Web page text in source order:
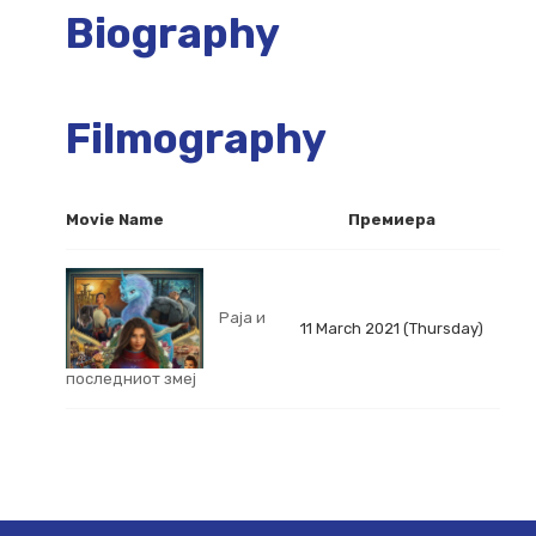
Biography
Filmography
Movie Name Премиера
Раја и
последниот змеј
11 March 2021 (Thursday)